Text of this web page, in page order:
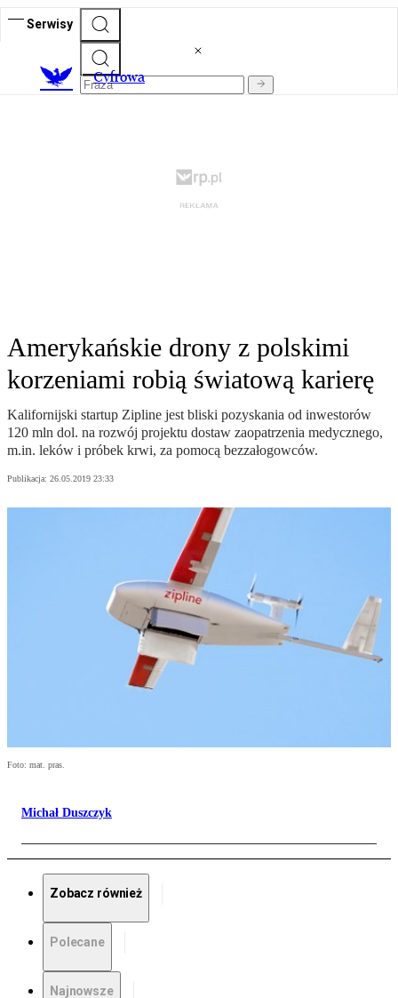
Serwisy
Cyfrowa
Amerykańskie drony z polskimi
korzeniami robią światową karierę
Kalifornijski startup Zipline jest bliski pozyskania od inwestorów
120 mln dol. na rozwój projektu dostaw zaopatrzenia medycznego,
m.in. leków i próbek krwi, za pomocą bezzałogowców.
Publikacja: 26.05.2019 23:33
Foto: mat. pras.
Michał Duszczyk
Zobacz również
Polecane
Najnowsze